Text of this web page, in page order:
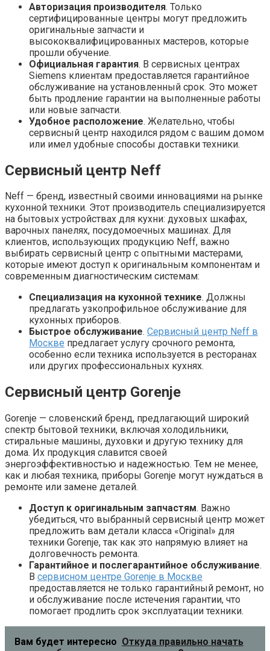
Авторизация производителя. Только
сертифицированные центры могут предложить
оригинальные запчасти и
высококвалифицированных мастеров, которые
прошли обучение.
Официальная гарантия. В сервисных центрах
Siemens клиентам предоставляется гарантийное
обслуживание на установленный срок. Это может
быть продление гарантии на выполненные работы
или новые запчасти.
Удобное расположение. Желательно, чтобы
сервисный центр находился рядом с вашим домом
или имел удобные способы доставки техники.
Сервисный центр Neff
Neff — бренд, известный своими инновациями на рынке
кухонной техники. Этот производитель специализируется
на бытовых устройствах для кухни: духовых шкафах,
варочных панелях, посудомоечных машинах. Для
клиентов, использующих продукцию Neff, важно
выбирать сервисный центр с опытными мастерами,
которые имеют доступ к оригинальным компонентам и
современным диагностическим системам:
Специализация на кухонной технике. Должны
предлагать узкопрофильное обслуживание для
кухонных приборов.
Быстрое обслуживание. Сервисный центр Neff в
Москве предлагает услугу срочного ремонта,
особенно если техника используется в ресторанах
или других профессиональных кухнях.
Сервисный центр Gorenje
Gorenje — словенский бренд, предлагающий широкий
спектр бытовой техники, включая холодильники,
стиральные машины, духовки и другую технику для
дома. Их продукция славится своей
энергоэффективностью и надежностью. Тем не менее,
как и любая техника, приборы Gorenje могут нуждаться в
ремонте или замене деталей.
Доступ к оригинальным запчастям. Важно
убедиться, что выбранный сервисный центр может
предложить вам детали класса «Original» для
техники Gorenje, так как это напрямую влияет на
долговечность ремонта.
Гарантийное и послегарантийное обслуживание.
В сервисном центре Gorenje в Москве
предоставляется не только гарантийный ремонт, но
и обслуживание после истечения гарантии, что
помогает продлить срок эксплуатации техники.
Вам будет интересно Откуда правильно начать